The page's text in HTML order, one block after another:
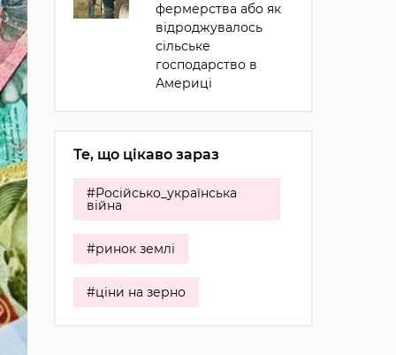
фермерства або як
відроджувалось
сільське
господарство в
Америці
Те, що цікаво зараз
#Російсько_українська
війна
#ринок землі
#ціни на зерно